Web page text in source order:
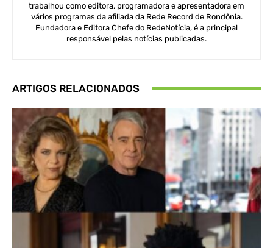
trabalhou como editora, programadora e apresentadora em
vários programas da afiliada da Rede Record de Rondônia.
Fundadora e Editora Chefe do RedeNotícia, é a principal
responsável pelas notícias publicadas.
ARTIGOS RELACIONADOS